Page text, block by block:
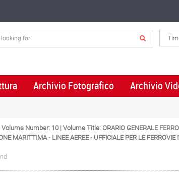
Archivio Fotografico Archivio
Number: 10 | Volume Title: ORARIO GENERALE
MARITTIMA - LINEE AEREE - UFFICIALE PER LE